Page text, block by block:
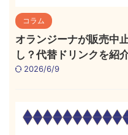
コラム
オランジーナが販売中
し？代替ドリンクを紹
2026/6/9